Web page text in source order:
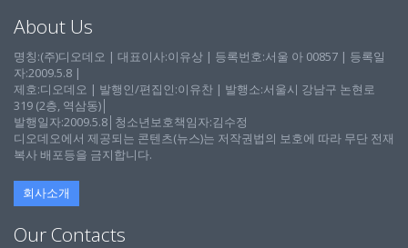
About Us
명칭:(주)디오데오 | 대표이사:이유상 | 등록번호:서울 아 00857 | 등록일
자:2009.5.8 |
제호:디오데오 | 발행인/편집인:이유찬 | 발행소:서울시 강남구 논현로
319 (2층, 역삼동)│
발행일자:2009.5.8│청소년보호책임자:김수정
디오데오에서 제공되는 콘텐츠(뉴스)는 저작권법의 보호에 따라 무단 전재
복사 배포등을 금지합니다.
회사소개
Our Contacts